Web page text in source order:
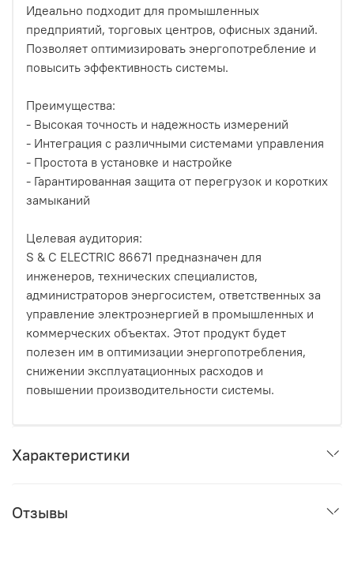
Идеально подходит для промышленных
предприятий, торговых центров, офисных зданий.
Позволяет оптимизировать энергопотребление и
повысить эффективность системы.
Преимущества:
- Высокая точность и надежность измерений
- Интеграция с различными системами управления
- Простота в установке и настройке
- Гарантированная защита от перегрузок и коротких
замыканий
Целевая аудитория:
S & C ELECTRIC 86671 предназначен для
инженеров, технических специалистов,
администраторов энергосистем, ответственных за
управление электроэнергией в промышленных и
коммерческих объектах. Этот продукт будет
полезен им в оптимизации энергопотребления,
снижении эксплуатационных расходов и
повышении производительности системы.
Характеристики
Отзывы